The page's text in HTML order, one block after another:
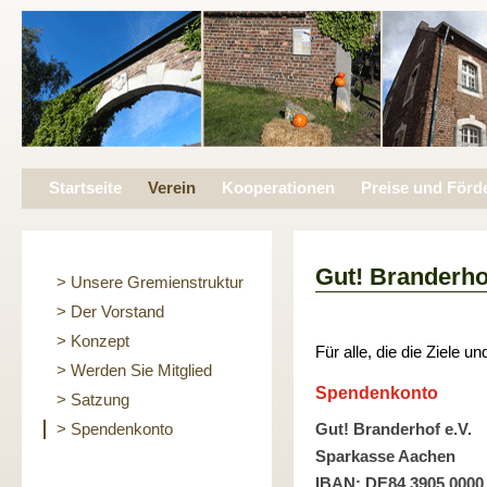
Startseite Verein Kooperationen Preise und
> Unsere Gremienstruktur
> Der Vorstand
> Konzept
> Werden Sie Mitglied
> Satzung
> Spendenkonto
Gut!
Für alle, die die Ziele
Spendenkonto
Gut! Branderhof e.V.
Sparkasse Aachen